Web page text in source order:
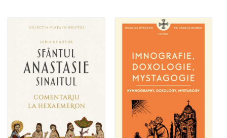
Adaugă în coș Wishlist Adaugă în coș Wishlist